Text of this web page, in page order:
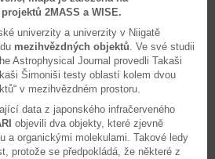
2MASS a WISE.
univerzity a univerzity v Niigatě
mezihvězdných objektů. Ve své studii
Astrophysical Journal provedli Takaši
Šimoniši testy oblastí kolem dvou
v mezihvězdném prostoru.
data z japonského infračerveného
objevili dva objekty, které zjevně
a organickými molekulami. Takové ledy
protože se předpokládá, že některé z